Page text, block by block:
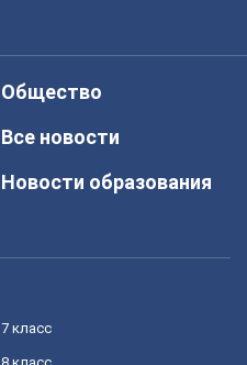
Общество
Все новости
Новости образования
7 класс